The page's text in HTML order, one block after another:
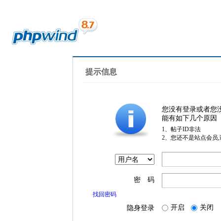
提示信息
您没有登录或者您
能有如下几个原因
1、帖子ID非法
2、您还不是站点会员
密 码
找回密码
隐身登录 开启 关闭